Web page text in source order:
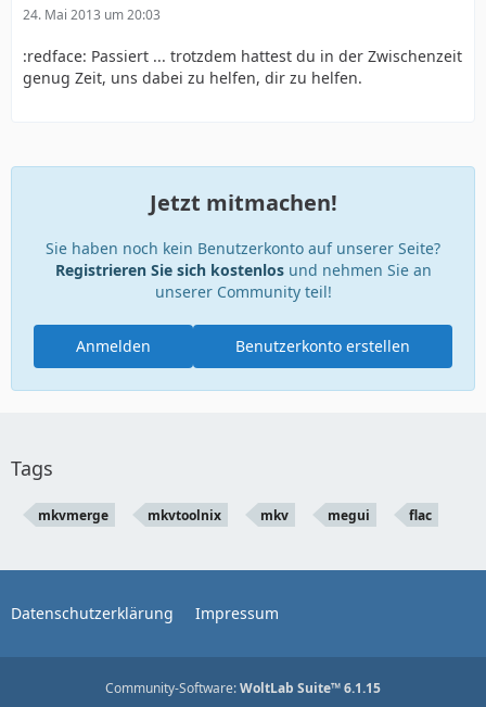
24. Mai 2013 um 20:03
:redface: Passiert ... trotzdem hattest du in der Zwischenzeit
genug Zeit, uns dabei zu helfen, dir zu helfen.
Jetzt mitmachen!
Sie haben noch kein Benutzerkonto auf unserer Seite?
Registrieren Sie sich kostenlosund nehmen Sie an
unserer Community teil!
Benutzerkonto erstellen
Anmelden
Tags
mkvmerge mkvtoolnix mkv megui flac
Datenschutzerklärung Impressum
Community-Software:WoltLab Suite™ 6.1.15